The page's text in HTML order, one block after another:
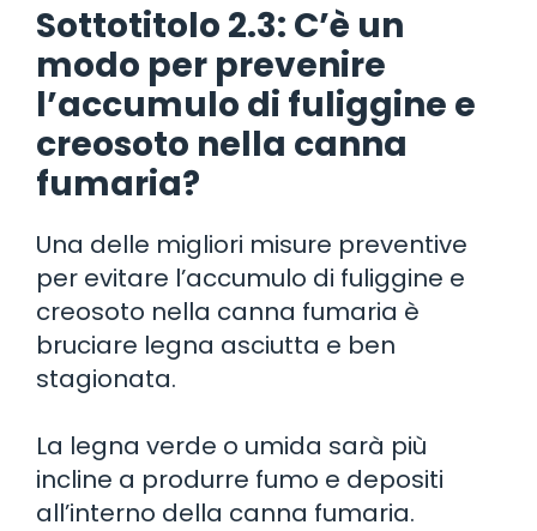
Sottotitolo 2.3: C’è un
modo per prevenire
l’accumulo di fuliggine e
creosoto nella canna
fumaria?
Una delle migliori misure preventive
per evitare l’accumulo di fuliggine e
creosoto nella canna fumaria è
bruciare legna asciutta e ben
stagionata.
La legna verde o umida sarà più
incline a produrre fumo e depositi
all’interno della canna fumaria.